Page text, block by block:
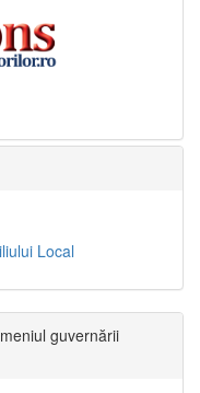
Local
guvernării